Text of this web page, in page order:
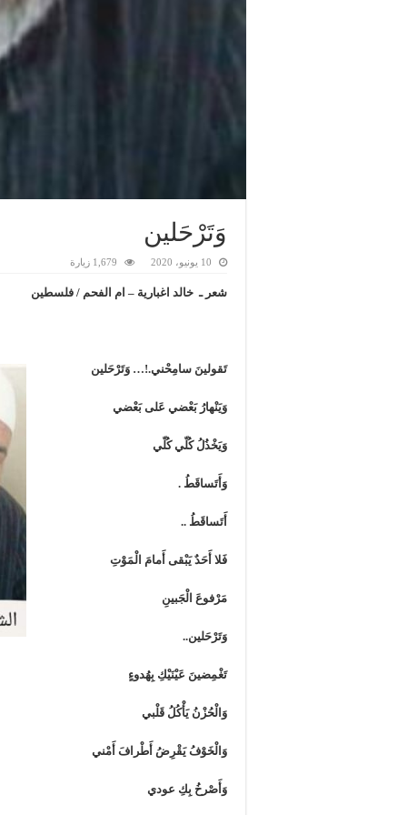
وَتَرْحَلين
10 يونيو، 2020 1,679 زيارة
شعر ـ خالد اغبارية – ام الفحم / فلسطين
تَقولينَ سامِحْني.!… وَتَرْحَلين
وَيَنْهارُ بَعْضي عَلى بَعْضي
وَيَخْذُلُ كُلّي كُلّي
وَأَتَساقَطُ .
أَتَساقَطُ ..
فَلا أَحَدٌ يَبْقى أَمامَ الْمَوْتِ
مَرْفوعَ الْجَبينِ
وَتَرْحَلين..
تَغْمِضينَ عَيْنَيْكِ بِهُدوءٍ
وَالْحُزْنُ يَأْكُلُ قَلْبي
وَالْخَوْفُ يَقْرِضُ أَطْرافَ أَمْني
وَأَصْرخُ بِكِ عودي